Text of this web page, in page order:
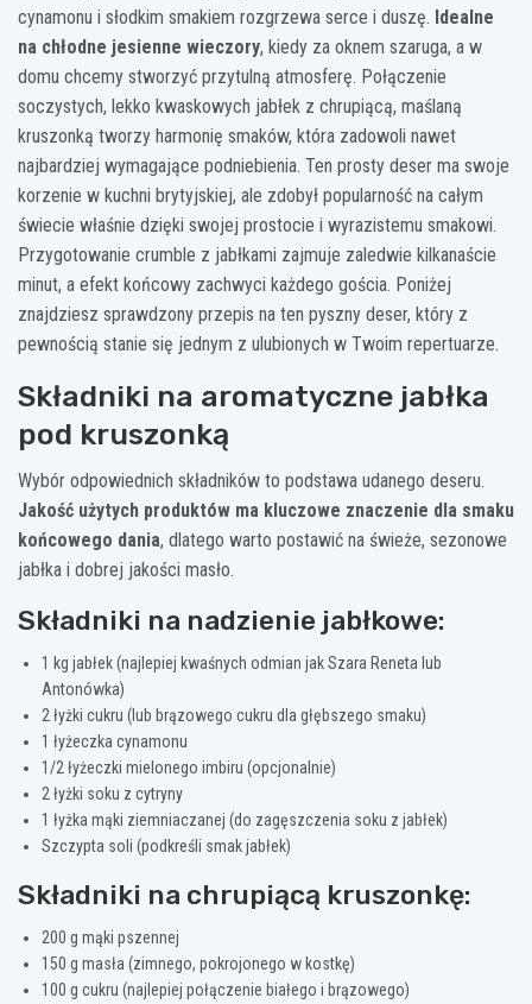
cynamonu i słodkim smakiem rozgrzewa serce i duszę. Idealne
na chłodne jesienne wieczory, kiedy za oknem szaruga, a w
domu chcemy stworzyć przytulną atmosferę. Połączenie
soczystych, lekko kwaskowych jabłek z chrupiącą, maślaną
kruszonką tworzy harmonię smaków, która zadowoli nawet
najbardziej wymagające podniebienia. Ten prosty deser ma swoje
korzenie w kuchni brytyjskiej, ale zdobył popularność na całym
świecie właśnie dzięki swojej prostocie i wyrazistemu smakowi.
Przygotowanie crumble z jabłkami zajmuje zaledwie kilkanaście
minut, a efekt końcowy zachwyci każdego gościa. Poniżej
znajdziesz sprawdzony przepis na ten pyszny deser, który z
pewnością stanie się jednym z ulubionych w Twoim repertuarze.
Składniki na aromatyczne jabłka
pod kruszonką
Wybór odpowiednich składników to podstawa udanego deseru.
Jakość użytych produktów ma kluczowe znaczenie dla smaku
końcowego dania, dlatego warto postawić na świeże, sezonowe
jabłka i dobrej jakości masło.
Składniki na nadzienie jabłkowe:
1 kg jabłek (najlepiej kwaśnych odmian jak Szara Reneta lub
Antonówka)
2 łyżki cukru (lub brązowego cukru dla głębszego smaku)
1 łyżeczka cynamonu
1/2 łyżeczki mielonego imbiru (opcjonalnie)
2 łyżki soku z cytryny
1 łyżka mąki ziemniaczanej (do zagęszczenia soku z jabłek)
Szczypta soli (podkreśli smak jabłek)
Składniki na chrupiącą kruszonkę:
200 g mąki pszennej
150 g masła (zimnego, pokrojonego w kostkę)
100 g cukru (najlepiej połączenie białego i brązowego)